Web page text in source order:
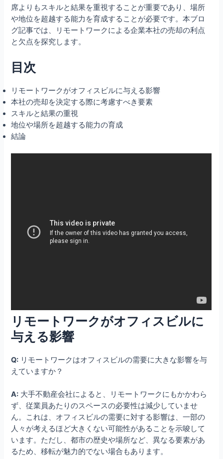
席よりもスキルと結果を重視することが重要であり、場所
や地位を超越する能力を育成することが必要です。本ブロ
グ記事では、リモートワークによる企業本社の売却の利点
と欠点を探究します。
目次
リモートワークがオフィスビルに与える影響
本社の売却を決定する際に考慮すべき要素
スキルと結果の重視
地位や場所を超越する能力の育成
結論
リモートワークがオフィスビルに
与える影響
Q: リモートワークはオフィスビルの需要に大きな影響を与
えていますか？
A: 大手不動産会社によると、リモートワークにもかかわら
ず、従業員あたりのスペースの必要性は減少していませ
ん。これは、オフィスビルの需要に対する影響は、一部の
人々が考えるほど大きくない可能性があることを示唆して
います。ただし、都市の歴史や場所など、異なる要素があ
るため、移転が魅力的でない場合もあります。